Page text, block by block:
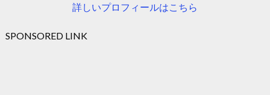
詳しいプロフィールはこちら
SPONSORED LINK